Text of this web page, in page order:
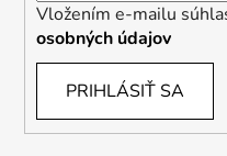
Vložením e-mailu
osobných údajov
PRIHLÁSIŤ SA